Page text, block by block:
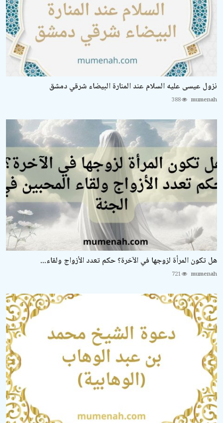
نزول عيسى عليه السلام عند المنارة البيضاء شرقي دمشق
mumenah
هل تكون المرأة لزوجها في الآخرة؟ حكم تعدد الأزواج ولقاء...
mumenah